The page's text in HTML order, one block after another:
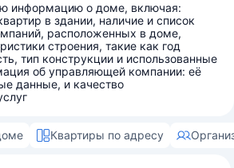
информацию о доме, включая:
в здании, наличие и список
расположенных в доме,
строения, такие как год
тип конструкции и использованные
об управляющей компании: её
данные, и качество
Квартиры по адресу